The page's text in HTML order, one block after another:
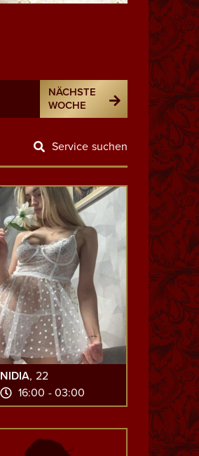
NÄCHSTE
WOCHE
Service suchen
NIDIA, 22
16:00 - 03:00